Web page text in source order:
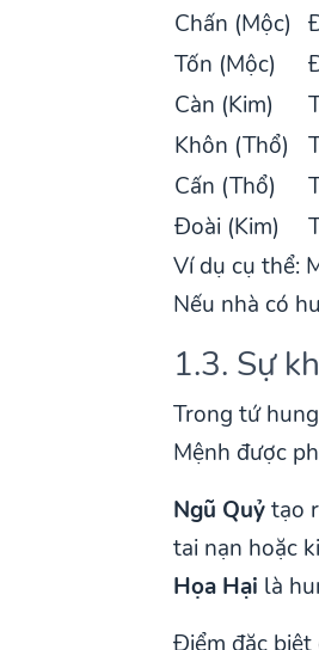
Chấn (Mộc)
Tốn (Mộc)
Càn (Kim)
Khôn (Thổ)
Cấn (Thổ)
Đoài (Kim)
Ví dụ cụ thể:
Nếu nhà có
1.3. Sự
Trong tứ
Mệnh được
Ngũ Quỷtạo
tai nạn hoặc
Họa Hại là
Điểm đặc